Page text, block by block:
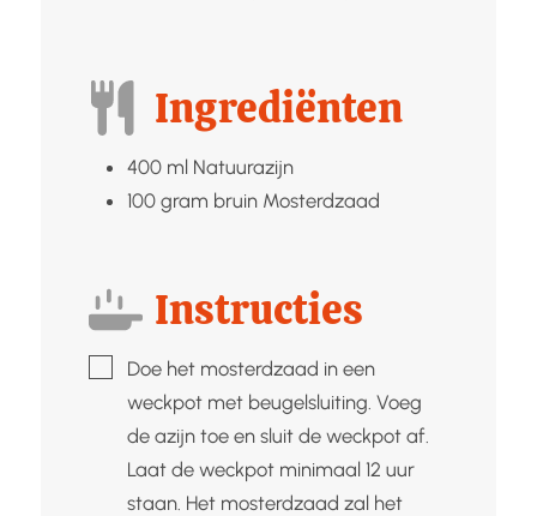
Ingrediënten
400 ml Natuurazijn
100 gram bruin Mosterdzaad
Instructies
▢Doe het mosterdzaad in een
weckpot met beugelsluiting. Voeg
de azijn toe en sluit de weckpot af.
Laat de weckpot minimaal 12 uur
staan. Het mosterdzaad zal het